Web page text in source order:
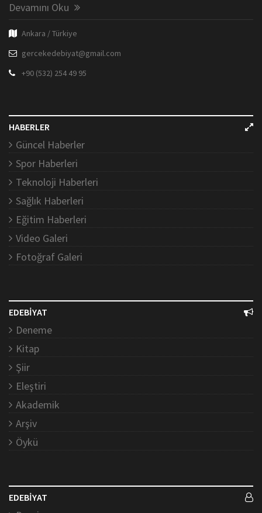
Devamını Oku
Ankara / Türkiye
gercekedebiyat@gmail.com
+90 (532) 254 49 95
HABERLER
Güncel Haberler
Spor Haberleri
Teknoloji Haberleri
Sağlık Haberleri
Eğitim Haberleri
Video Galeri
Fotoğraf Galeri
EDEBİYAT
Deneme
Kitap
Şiir
Eleştiri
Akademik
Arşiv
Öykü
EDEBİYAT